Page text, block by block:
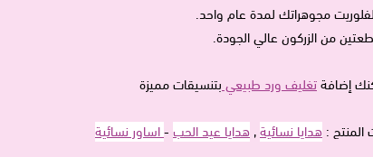
مجوهراتك لمدة عام واحد.
من الزركون عالي الجودة.
إضافةتغليف ورد طبيعي بتنسيقات مميزة
المنتج : هدايا نسائية, هدايا عيد الحب -اساور نسائية